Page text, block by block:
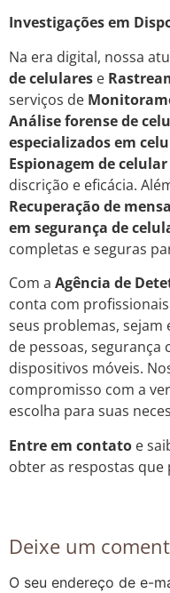
Investigações em
Na era digital, nossa
de celulares e
serviços de
Análise forense de
especializados em
Espionagem de celular
discrição e eficácia.
Recuperação de
em segurança de
completas e seguras
Com a Agência de
conta com
seus problemas, sejam
de pessoas,
dispositivos móveis.
compromisso com a
escolha para suas
Entre em contato e
obter as respostas que
Deixe um
O seu endereço de e-